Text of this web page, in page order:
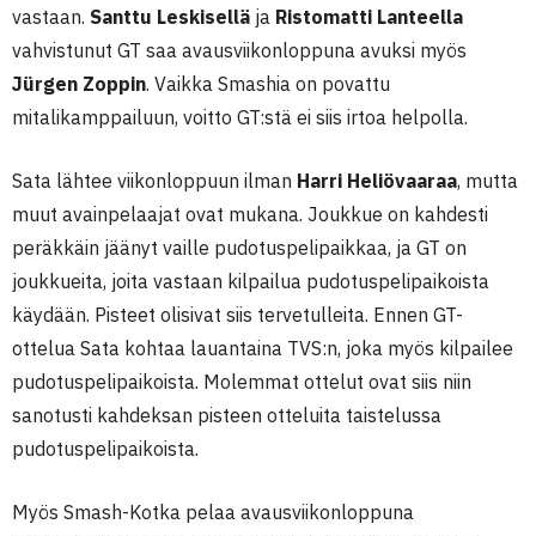
vastaan. Santtu Leskisellä ja Ristomatti Lanteella
vahvistunut GT saa avausviikonloppuna avuksi myös
Jürgen Zoppin. Vaikka Smashia on povattu
mitalikamppailuun, voitto GT:stä ei siis irtoa helpolla.
Sata lähtee viikonloppuun ilman Harri Heliövaaraa, mutta
muut avainpelaajat ovat mukana. Joukkue on kahdesti
peräkkäin jäänyt vaille pudotuspelipaikkaa, ja GT on
joukkueita, joita vastaan kilpailua pudotuspelipaikoista
käydään. Pisteet olisivat siis tervetulleita. Ennen GT-
ottelua Sata kohtaa lauantaina TVS:n, joka myös kilpailee
pudotuspelipaikoista. Molemmat ottelut ovat siis niin
sanotusti kahdeksan pisteen otteluita taistelussa
pudotuspelipaikoista.
Myös Smash-Kotka pelaa avausviikonloppuna